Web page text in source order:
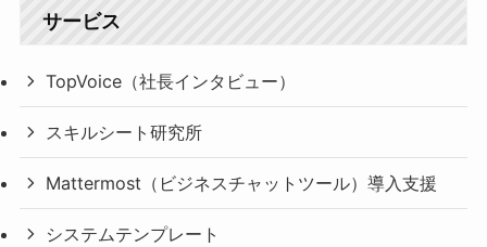
サービス
TopVoice（社長インタビュー）
スキルシート研究所
Mattermost（ビジネスチャットツール）導入支援
システムテンプレート